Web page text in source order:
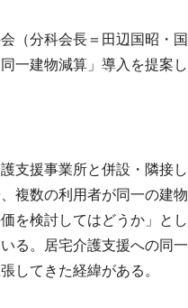
（分科会長＝田辺国昭・国
一建物減算」導入を提案し
支援事業所と併設・隣接し
複数の利用者が同一の建物
を検討してはどうか」とし
る。居宅介護支援への同一
してきた経緯がある。